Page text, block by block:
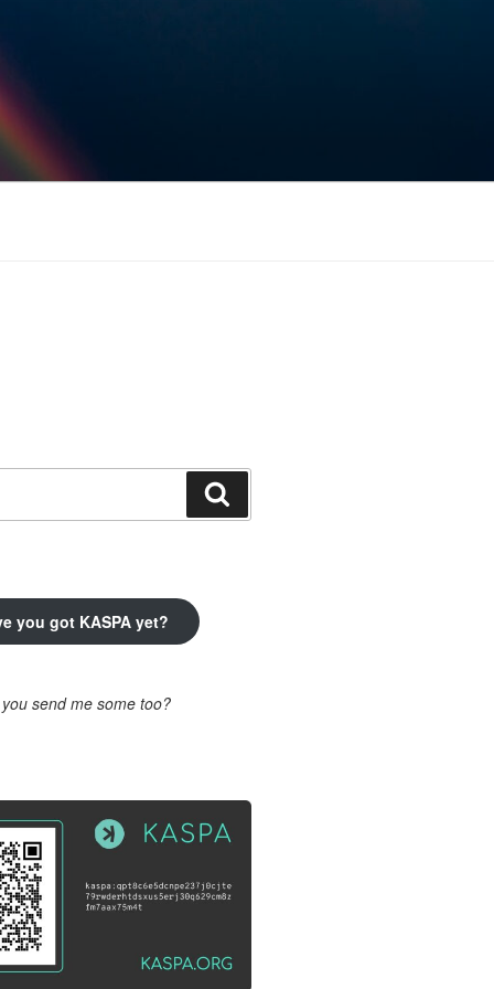
you got KASPA yet?
you send me some too?